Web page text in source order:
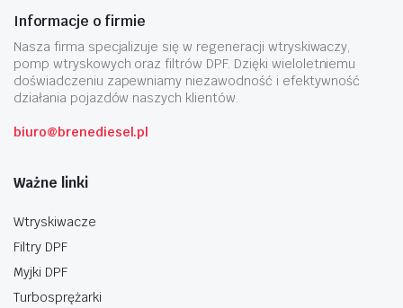
Informacje o firmie
Nasza firma specjalizuje się w regeneracji wtryskiwaczy,
pomp wtryskowych oraz filtrów DPF. Dzięki wieloletniemu
doświadczeniu zapewniamy niezawodność i efektywność
działania pojazdów naszych klientów.
biuro@brenediesel.pl
Ważne linki
Wtryskiwacze
Filtry DPF
Myjki DPF
Turbosprężarki